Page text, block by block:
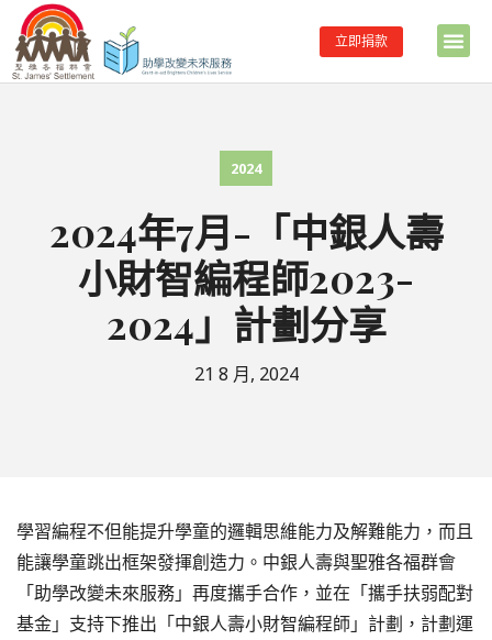
立即捐款
2024
2024年7月-「中銀人壽
小財智編程師2023-
2024」計劃分享
21 8 月, 2024
學習編程不但能提升學童的邏輯思維能力及解難能力，而且
能讓學童跳出框架發揮創造力。中銀人壽與聖雅各福群會
「助學改變未來服務」再度攜手合作，並在「攜手扶弱配對
基金」支持下推出「中銀人壽小財智編程師」計劃，計劃運